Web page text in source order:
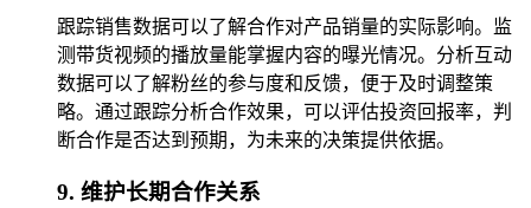
跟踪销售数据可以了解合作对产品销量的实际影响。监
测带货视频的播放量能掌握内容的曝光情况。分析互动
数据可以了解粉丝的参与度和反馈，便于及时调整策
略。通过跟踪分析合作效果，可以评估投资回报率，判
断合作是否达到预期，为未来的决策提供依据。
9. 维护长期合作关系